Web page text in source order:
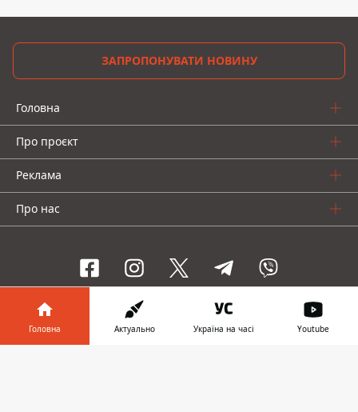
ЗАПРОПОНУВАТИ НОВИНУ
Головна
Про проєкт
Реклама
Про нас
Інформатор проекти
Головна Актуально Україна на часі Youtube